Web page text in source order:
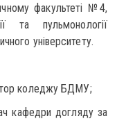
факультеті №4,
та пульмонології
університету.
коледжу БДМУ;
кафедри догляду за